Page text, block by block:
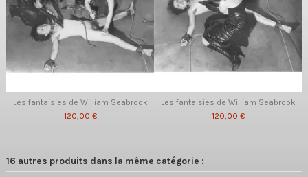
Les fantaisies de William Seabrook
120,00 €
Les fantaisies de William Seabrook
120,00 €
16 autres produits dans la même catégorie :